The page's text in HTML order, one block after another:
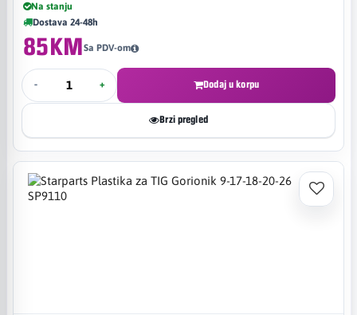
Na stanju
Dostava 24-48h
85KMSa PDV-om
- + Dodaj u korpu
Brzi pregled